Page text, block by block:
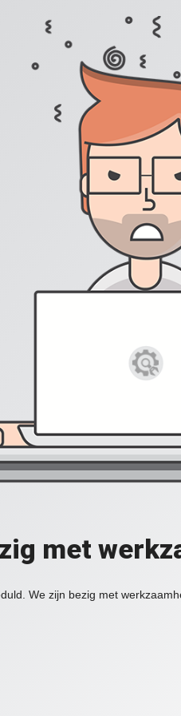
met
We zijn bezig met